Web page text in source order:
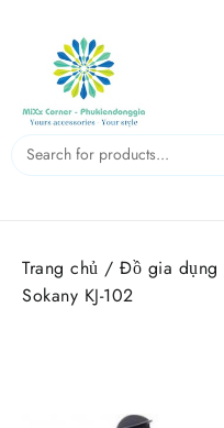
content
Trang chủ / Đồ gia dụng
Sokany KJ-102